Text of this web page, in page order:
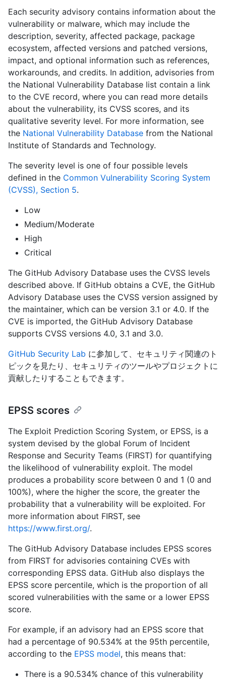
Each security advisory contains information about the
vulnerability or malware, which may include the
description, severity, affected package, package
ecosystem, affected versions and patched versions,
impact, and optional information such as references,
workarounds, and credits. In addition, advisories from
the National Vulnerability Database list contain a link
to the CVE record, where you can read more details
about the vulnerability, its CVSS scores, and its
qualitative severity level. For more information, see
the National Vulnerability Database from the National
Institute of Standards and Technology.
The severity level is one of four possible levels
defined in the Common Vulnerability Scoring System
(CVSS), Section 5.
Low
Medium/Moderate
High
Critical
The GitHub Advisory Database uses the CVSS levels
described above. If GitHub obtains a CVE, the GitHub
Advisory Database uses the CVSS version assigned by
the maintainer, which can be version 3.1 or 4.0. If the
CVE is imported, the GitHub Advisory Database
supports CVSS versions 4.0, 3.1 and 3.0.
GitHub Security Lab に参加して、セキュリティ関連のト
ピックを見たり、セキュリティのツールやプロジェクトに
貢献したりすることもできます。
EPSS scores
The Exploit Prediction Scoring System, or EPSS, is a
system devised by the global Forum of Incident
Response and Security Teams (FIRST) for quantifying
the likelihood of vulnerability exploit. The model
produces a probability score between 0 and 1 (0 and
100%), where the higher the score, the greater the
probability that a vulnerability will be exploited. For
more information about FIRST, see
https://www.first.org/.
The GitHub Advisory Database includes EPSS scores
from FIRST for advisories containing CVEs with
corresponding EPSS data. GitHub also displays the
EPSS score percentile, which is the proportion of all
scored vulnerabilities with the same or a lower EPSS
score.
For example, if an advisory had an EPSS score that
had a percentage of 90.534% at the 95th percentile,
according to the EPSS model, this means that:
There is a 90.534% chance of this vulnerability